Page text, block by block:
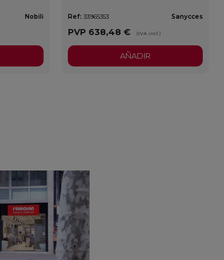
Nobili Ref: 33965353 Sanycces
PVP 638,48 € (IVA incl.)
AÑADIR